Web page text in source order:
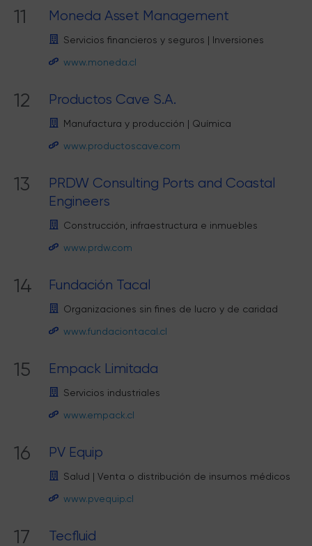
11 Moneda Asset Management
Servicios financieros y seguros | Inversiones
www.moneda.cl
12 Productos Cave S.A.
Manufactura y producción | Química
www.productoscave.com
13
PRDW Consulting Ports and Coastal
Engineers
Construcción, infraestructura e inmuebles
www.prdw.com
14 Fundación Tacal
Organizaciones sin fines de lucro y de caridad
www.fundaciontacal.cl
15 Empack Limitada
Servicios industriales
www.empack.cl
16 PV Equip
Salud | Venta o distribución de insumos médicos
www.pvequip.cl
17 Tecfluid